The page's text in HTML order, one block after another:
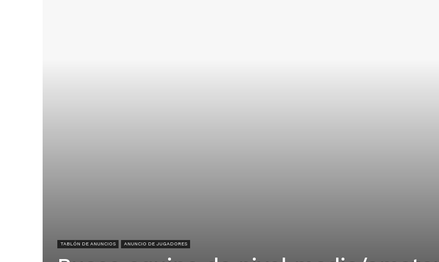
TABLÓN DE ANUNCIOS ANUNCIO DE JUGADORES